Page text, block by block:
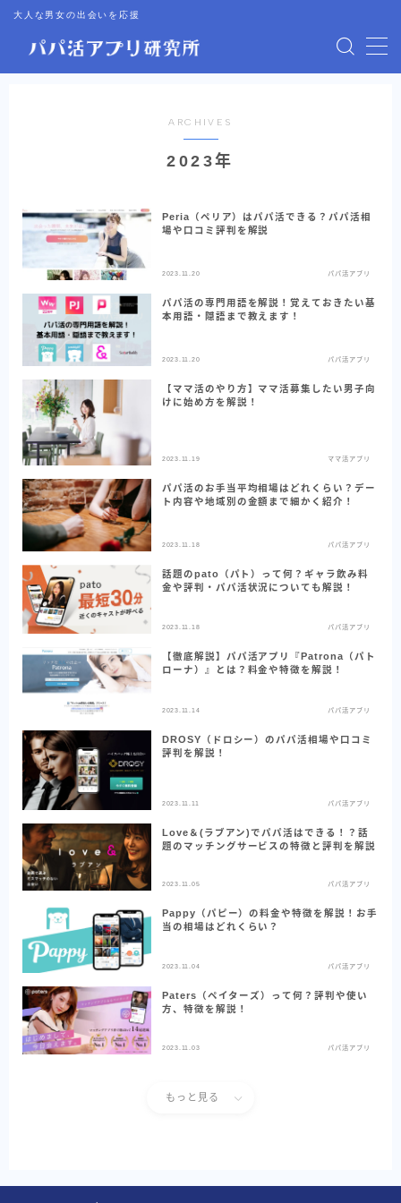
大人な男女の出会いを応援
パパ活キャンペーン情報
デート倶楽部まとめ
2024年最新記事一覧
2023年記事一覧
運営者情報
プライバシーポリシー
お問い合わせ
マッチングアプリ研究所（姉妹サイト）
ARCHIVES
2023年
Peria（ペリア）はパパ活できる？パパ活相
場や口コミ評判を解説
2023.11.20 パパ活アプリ
パパ活の専門用語を解説！覚えておきたい基
本用語・隠語まで教えます！
2023.11.20 パパ活アプリ
【ママ活のやり方】ママ活募集したい男子向
けに始め方を解説！
2023.11.19 ママ活アプリ
パパ活のお手当平均相場はどれくらい？デー
ト内容や地域別の金額まで細かく紹介！
2023.11.18 パパ活アプリ
話題のpato（パト）って何？ギャラ飲み料
金や評判・パパ活状況についても解説！
2023.11.18 パパ活アプリ
【徹底解説】パパ活アプリ『Patrona（パト
ローナ）』とは？料金や特徴を解説！
2023.11.14 パパ活アプリ
DROSY（ドロシー）のパパ活相場や口コミ
評判を解説！
2023.11.11 パパ活アプリ
Love＆(ラブアン)でパパ活はできる！？話
題のマッチングサービスの特徴と評判を解説
2023.11.05 パパ活アプリ
Pappy（パピー）の料金や特徴を解説！お手
当の相場はどれくらい？
2023.11.04 パパ活アプリ
Paters（ペイターズ）って何？評判や使い
方、特徴を解説！
2023.11.03 パパ活アプリ
もっと見る